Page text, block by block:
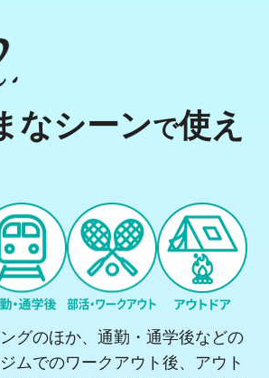
なシーンで使え
グのほか、通勤・通学後などの
ムでのワークアウト後、アウト